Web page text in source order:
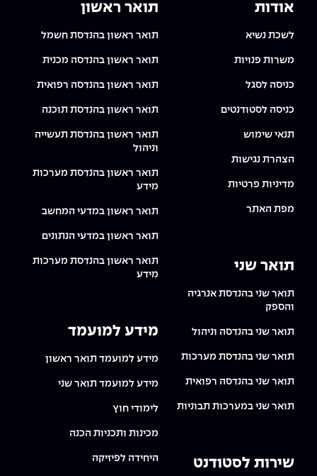
אודות
לשכת נשיא
משרות פנויות
כניסה לסגל
כניסה לסטודנטים
תנאי שימוש
הצהרת נגישות
מדיניות פרטיות
מפת האתר
תואר שני
תואר שני בהנדסת אנרגיה
והספק
תואר שני בהנדסה וניהול
תואר שני בהנדסת מערכות
תואר שני בהנדסה רפואית
תואר שני במערכות תבוניות
שירות לסטודנט
תואר ראשון
תואר ראשון בהנדסת חשמל
תואר ראשון בהנדסה מכנית
תואר ראשון בהנדסה רפואית
תואר ראשון בהנדסת תוכנה
תואר ראשון בהנדסת תעשייה
וניהול
תואר ראשון בהנדסת מערכות
מידע
תואר ראשון במדעי המחשב
תואר ראשון במדעי הנתונים
תואר ראשון בהנדסת מערכות
מידע
מידע למועמד
מידע למועמד תואר ראשון
מידע למועמד תואר שני
לימודי חוץ
מכינות ותכניות הכנה
היחידה לפיזיקה